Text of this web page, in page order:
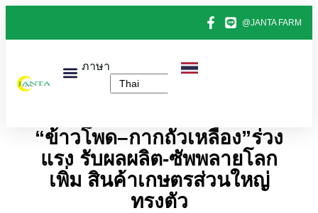
@JANTA FARM
ภาษา
“ข้าวโพด–กากถั่วเหลือง”ร่วง
แรง รับผลผลิต-ซัพพลายโลก
เพิ่ม สินค้าเกษตรส่วนใหญ่
ทรงตัว